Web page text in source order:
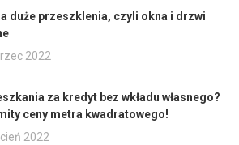
duże przeszklenia, czyli okna i drzwi
2022
za kredyt bez wkładu własnego?
ceny metra kwadratowego!
2022